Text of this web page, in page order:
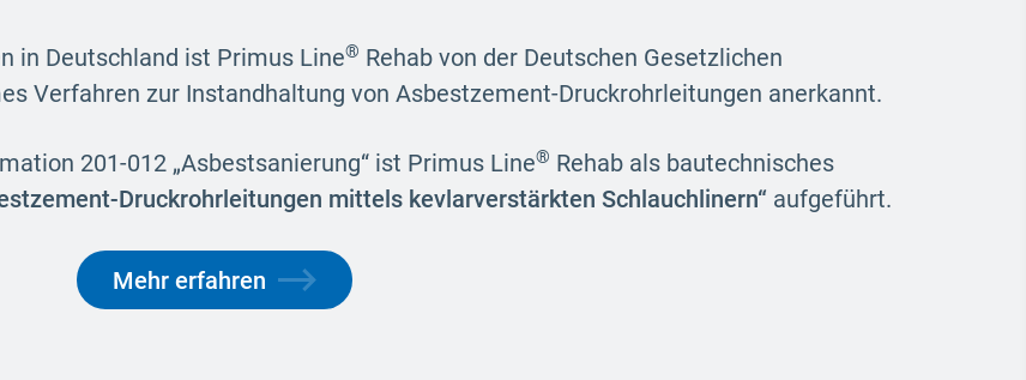
in Deutschland ist Primus Line® Rehab von der Deutschen Gesetzlichen
Verfahren zur Instandhaltung von Asbestzement-Druckrohrleitungen anerkannt.
201-012 „Asbestsanierung“ ist Primus Line® Rehab als bautechnisches
Druckrohrleitungen mittels kevlarverstärkten Schlauchlinern“ aufgeführt.
Mehr erfahren